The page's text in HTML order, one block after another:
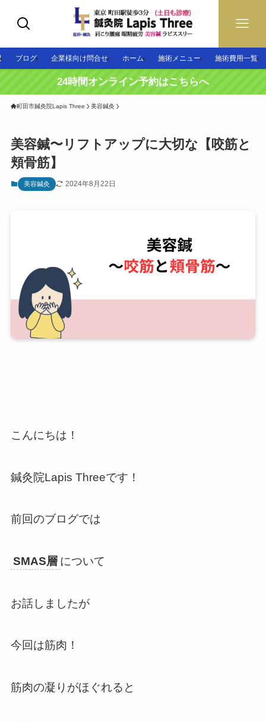
ブログ 企業様向け問合せ ホーム 施術メニュー 施術費用一覧
24時間オンライン予約はこちらへ
町田市鍼灸院Lapis Three 美容鍼灸
美容鍼〜リフトアップに大切な【咬筋と
頬骨筋】
美容鍼灸 2024年8月22日
こんにちは！
鍼灸院Lapis Threeです！
前回のブログでは
SMAS層 について
お話しましたが
今回は筋肉！
筋肉の凝りがほぐれると